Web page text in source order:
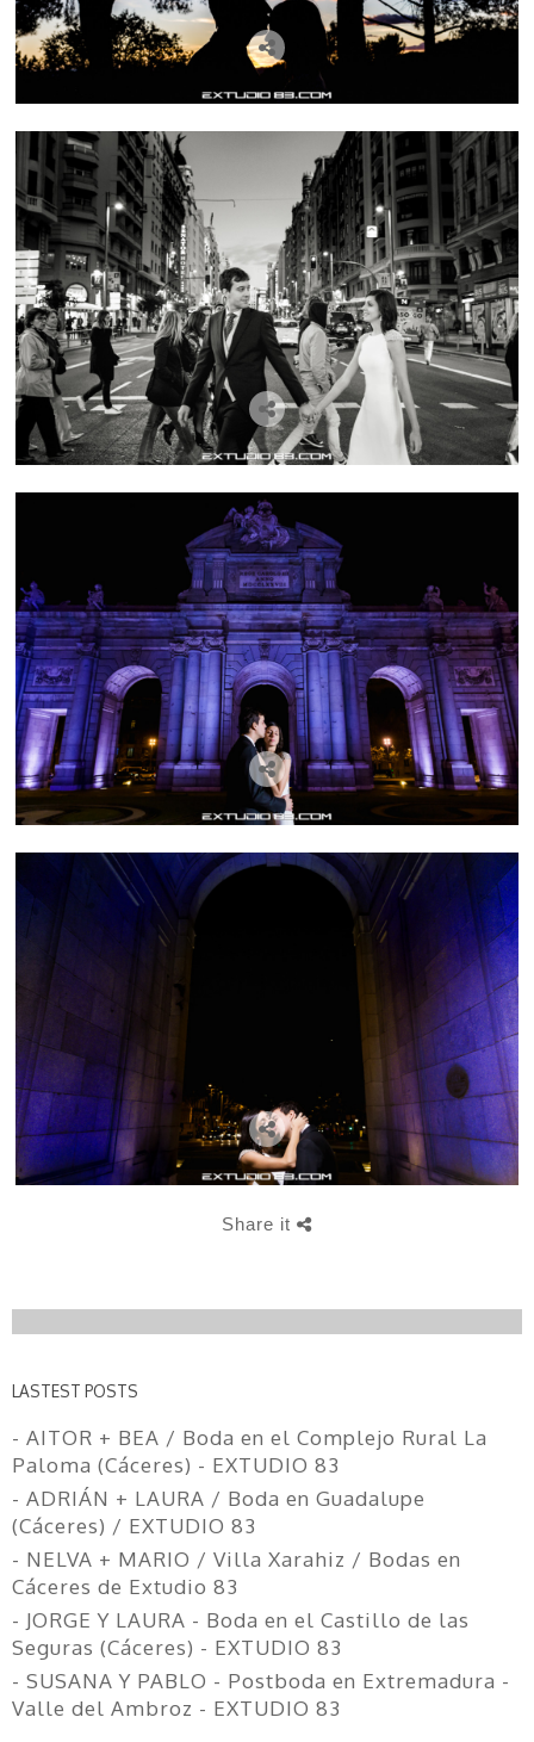
Share it
LASTEST POSTS
- AITOR + BEA / Boda en el Complejo Rural La
Paloma (Cáceres) - EXTUDIO 83
- ADRIÁN + LAURA / Boda en Guadalupe
(Cáceres) / EXTUDIO 83
- NELVA + MARIO / Villa Xarahiz / Bodas en
Cáceres de Extudio 83
- JORGE Y LAURA - Boda en el Castillo de las
Seguras (Cáceres) - EXTUDIO 83
- SUSANA Y PABLO - Postboda en Extremadura -
Valle del Ambroz - EXTUDIO 83